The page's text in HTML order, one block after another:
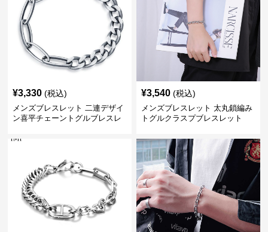
¥3,330 (税込)
メンズブレスレット 二連デザイ
ン喜平チェーントグルブレスレ
¥3,540 (税込)
メンズブレスレット 太丸鎖編み
トグルクラスプブレスレット